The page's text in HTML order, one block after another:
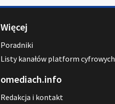
Więcej
Poradniki
Listy kanałów platform cyfrowych
omediach.info
Redakcja i kontakt